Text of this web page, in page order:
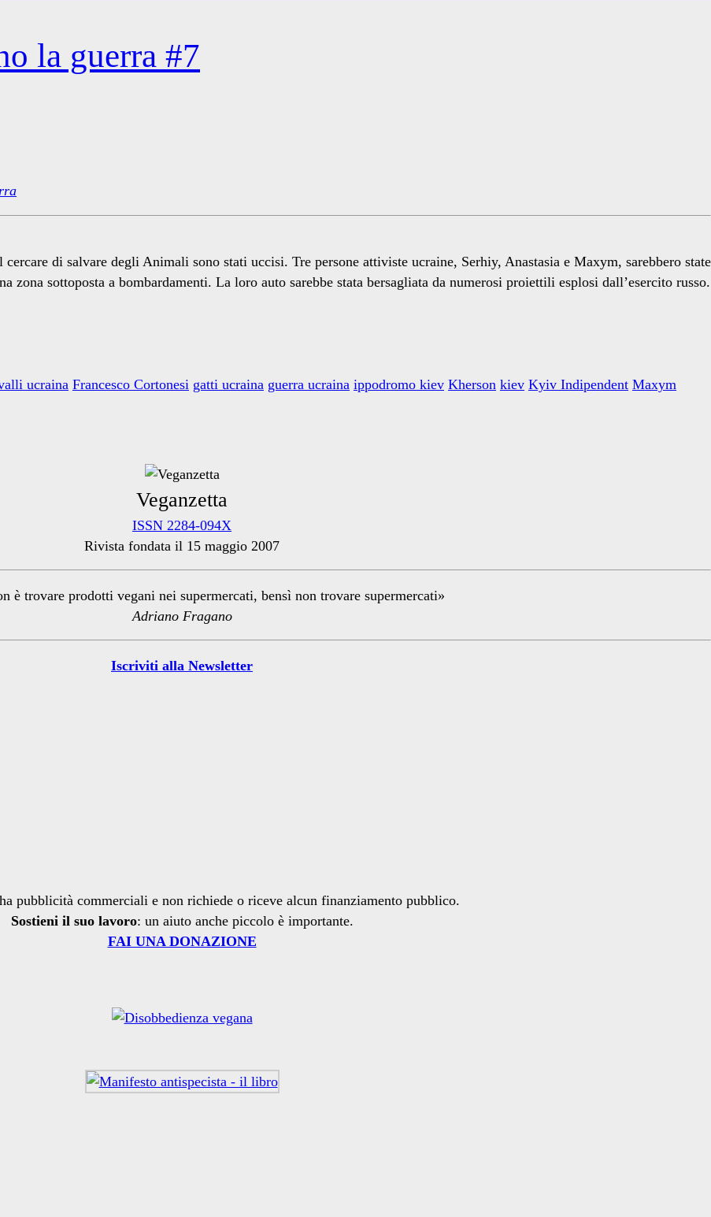
la guerra #7
di salvare degli Animali sono stati uccisi. Tre persone attiviste ucraine, Serhiy, Anastasia e Maxym, sarebbero state
sottoposta a bombardamenti. La loro auto sarebbe stata bersagliata da numerosi proiettili esplosi dall’esercito russo.
ucraina Francesco Cortonesi gatti ucraina guerra ucraina ippodromo kiev Kherson kiev Kyiv Indipendent Maxym
Veganzetta
ISSN 2284-094X
Rivista fondata il 15 maggio 2007
è trovare prodotti vegani nei supermercati, bensì non trovare supermercati»
Adriano Fragano
Iscriviti alla Newsletter
pubblicità commerciali e non richiede o riceve alcun finanziamento pubblico.
Sostieni il suo lavoro: un aiuto anche piccolo è importante.
FAI UNA DONAZIONE